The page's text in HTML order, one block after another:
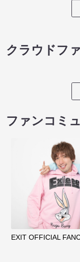
クラウドフ
ファンコミ
EXIT OFFICIAL